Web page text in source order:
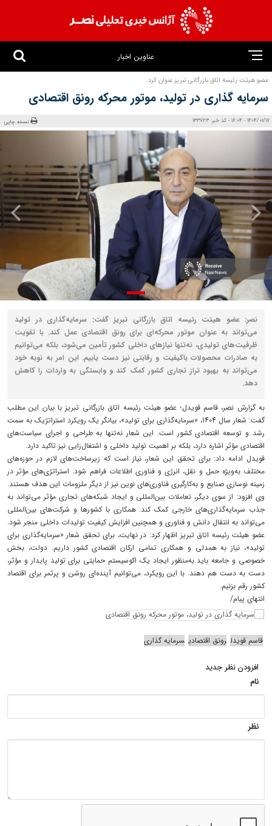
عناوین اخبار
عضو هیئت رئیسه اتاق بازرگانی تبریز عنوان کرد:
سرمایه‌ گذاری در تولید، موتور محرکه‌ رونق اقتصادی
1404/01/17 - 16:04 - کد خبر: 133723 نسخه چاپی
نصر: عضو هیئت رئیسه اتاق بازرگانی تبریز گفت: سرمایه‌گذاری در تولید
می‌تواند به عنوان موتور محرکه‌ای برای رونق اقتصادی عمل کند. با تقویت
ظرفیت‌های تولیدی، نه‌تنها نیازهای داخلی کشور تأمین می‌شود، بلکه می‌توانیم
به صادرات محصولات باکیفیت و رقابتی نیز دست یابیم. این امر به نوبه خود
می‌تواند به بهبود تراز تجاری کشور کمک کند و وابستگی به واردات را کاهش
دهد.
به گزارش نصر، قاسم قویدل؛ عضو هیئت رئیسه اتاق بازرگانی تبریز با بیان این مطلب
گفت: شعار سال 1404، «سرمایه‌گذاری برای تولید»، بیانگر یک رویکرد استراتژیک به سمت
رشد و توسعه اقتصادی کشور است. این شعار نه‌تنها به طراحی و اجرای سیاست‌های
اقتصادی مؤثر اشاره دارد، بلکه بر اهمیت تولید داخلی و اشتغال‌زایی نیز تاکید دارد.
قویدل ادامه داد: برای تحقق این شعار، نیاز است که زیرساخت‌های لازم در حوزه‌های
مختلف به‌ویژه حمل و نقل، انرژی و فناوری اطلاعات فراهم شود. استراتژی‌های مؤثر در
زمینه نوسازی صنایع و به‌کارگیری فناوری‌های نوین نیز از دیگر ملزومات این هدف هستند.
وی افزود: از سوی دیگر، تعاملات بین‌المللی و ایجاد شبکه‌های تجاری مؤثر می‌تواند به
جذب سرمایه‌گذاری‌های خارجی کمک کند. همکاری با کشورها و شرکت‌های بین‌المللی
می‌تواند به انتقال دانش و فناوری و همچنین افزایش کیفیت تولیدات داخلی منجر شود.
عضو هیئت رئیسه اتاق تبریز اظهار کرد: در نهایت، برای تحقق شعار «سرمایه‌گذاری برای
تولید»، نیاز به همدلی و همکاری تمامی ارکان اقتصادی کشور داریم. دولت، بخش
خصوصی و جامعه باید به‌منظور ایجاد یک اکوسیستم حمایتی برای تولید پایدار و مؤثر،
دست به دست هم دهند. با این رویکرد، می‌توانیم آینده‌ای روشن و پرثمر برای اقتصاد
کشور رقم بزنیم.
انتهای پیام/
قاسم قویدل رونق اقتصادی سرمایه گذاری
افزودن نظر جدید
نام
نظر